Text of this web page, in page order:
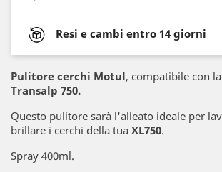
Resi e cambi entro 14 giorni
Pulitore cerchi Motul, compatibile con
Transalp 750.
Questo pulitore sarà l'alleato ideale per
brillare i cerchi della tua XL750.
Spray 400ml.